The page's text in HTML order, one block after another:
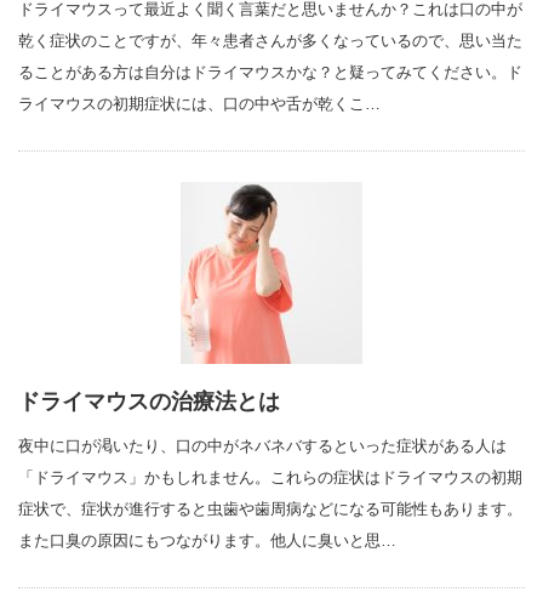
ドライマウスって最近よく聞く言葉だと思いませんか？これは口の中が
乾く症状のことですが、年々患者さんが多くなっているので、思い当た
ることがある方は自分はドライマウスかな？と疑ってみてください。ド
ライマウスの初期症状には、口の中や舌が乾くこ…
ドライマウスの治療法とは
夜中に口が渇いたり、口の中がネバネバするといった症状がある人は
「ドライマウス」かもしれません。これらの症状はドライマウスの初期
症状で、症状が進行すると虫歯や歯周病などになる可能性もあります。
また口臭の原因にもつながります。他人に臭いと思…